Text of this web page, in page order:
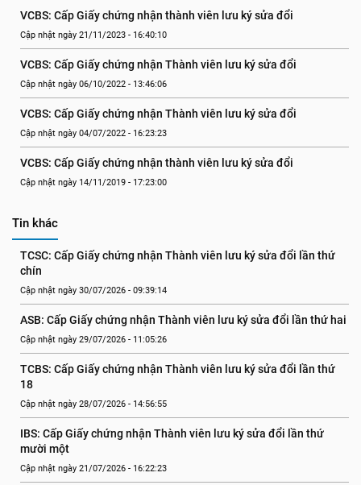
VCBS: Cấp Giấy chứng nhận thành viên lưu ký sửa đổi
Cập nhật ngày 21/11/2023 - 16:40:10
VCBS: Cấp Giấy chứng nhận Thành viên lưu ký sửa đổi
Cập nhật ngày 06/10/2022 - 13:46:06
VCBS: Cấp Giấy chứng nhận Thành viên lưu ký sửa đổi
Cập nhật ngày 04/07/2022 - 16:23:23
VCBS: Cấp Giấy chứng nhận thành viên lưu ký sửa đổi
Cập nhật ngày 14/11/2019 - 17:23:00
Tin khác
TCSC: Cấp Giấy chứng nhận Thành viên lưu ký sửa đổi lần thứ
chín
Cập nhật ngày 30/07/2026 - 09:39:14
ASB: Cấp Giấy chứng nhận Thành viên lưu ký sửa đổi lần thứ hai
Cập nhật ngày 29/07/2026 - 11:05:26
TCBS: Cấp Giấy chứng nhận Thành viên lưu ký sửa đổi lần thứ
18
Cập nhật ngày 28/07/2026 - 14:56:55
IBS: Cấp Giấy chứng nhận Thành viên lưu ký sửa đổi lần thứ
mười một
Cập nhật ngày 21/07/2026 - 16:22:23